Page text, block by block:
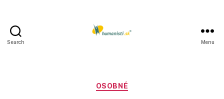
Search Menu
Kategórie
OSOBNÉ